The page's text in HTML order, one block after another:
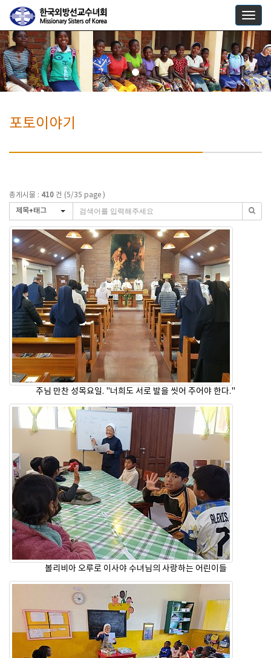
포토이야기
총게시물 : 410 건 (5/35 page )
제목+태그
주님 만찬 성목요일. "너희도 서로 발을 씻어 주어야 한다."
볼리비아 오루로 이사야 수녀님의 사랑하는 어린이들